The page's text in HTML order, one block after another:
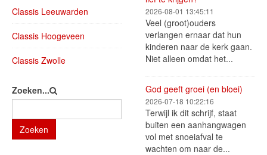
Classis Leeuwarden
Classis Hoogeveen
Classis Zwolle
Zoeken...
Zoeken
2026-08-01 13:45:11
Veel (groot)ouders
verlangen ernaar dat hun
kinderen naar de kerk gaan.
Niet alleen omdat het...
God geeft groei (en bloei)
2026-07-18 10:22:16
Terwijl ik dit schrijf, staat
buiten een aanhangwagen
vol met snoeiafval te
wachten om naar de...